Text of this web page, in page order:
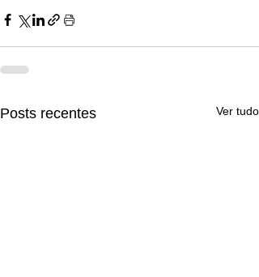
Posts recentes Ver tudo